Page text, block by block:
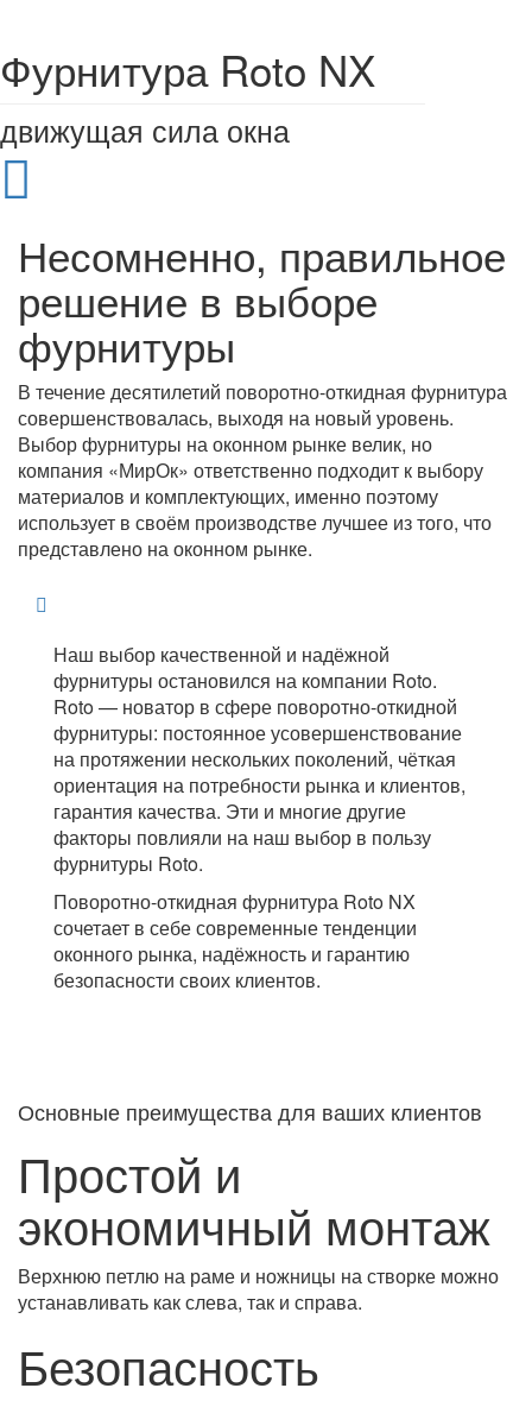
Фурнитура Roto NX
движущая сила окна
Несомненно, правильное
решение в выборе
фурнитуры
В течение десятилетий поворотно-откидная фурнитура
совершенствовалась, выходя на новый уровень.
Выбор фурнитуры на оконном рынке велик, но
компания «МирОк» ответственно подходит к выбору
материалов и комплектующих, именно поэтому
использует в своём производстве лучшее из того, что
представлено на оконном рынке.
Наш выбор качественной и надёжной
фурнитуры остановился на компании Roto.
Roto — новатор в сфере поворотно-откидной
фурнитуры: постоянное усовершенствование
на протяжении нескольких поколений, чёткая
ориентация на потребности рынка и клиентов,
гарантия качества. Эти и многие другие
факторы повлияли на наш выбор в пользу
фурнитуры Roto.
Поворотно-откидная фурнитура Roto NX
сочетает в себе современные тенденции
оконного рынка, надёжность и гарантию
безопасности своих клиентов.
Основные преимущества для ваших клиентов
Простой и
экономичный монтаж
Верхнюю петлю на раме и ножницы на створке можно
устанавливать как слева, так и справа.
Безопасность